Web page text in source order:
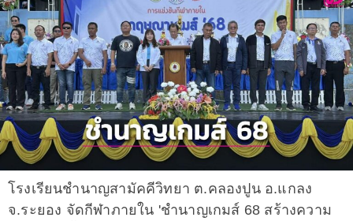
โรงเรียนชำนาญสามัคคีวิทยา ต.คลองปูน อ.แกลง
จ.ระยอง จัดกีฬาภายใน 'ชำนาญเกมส์ 68 สร้างความ